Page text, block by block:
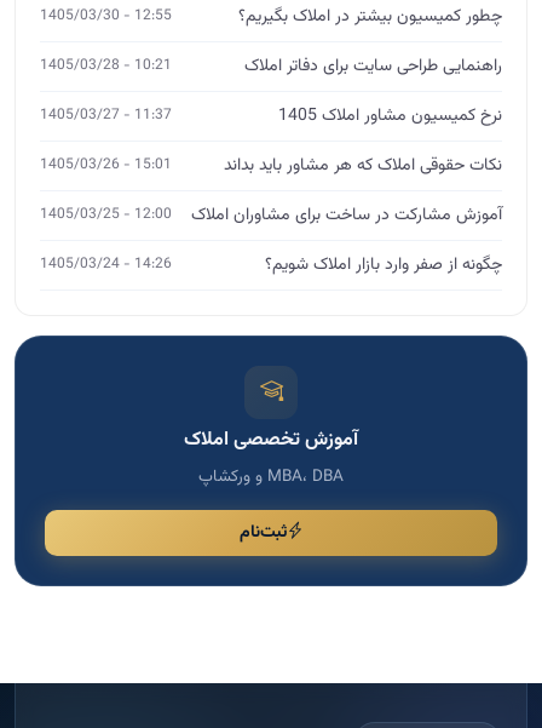
چطور کمیسیون بیشتر در املاک بگیریم؟ 12:55 - 1405/03/30
راهنمایی طراحی سایت برای دفاتر املاک 10:21 - 1405/03/28
نرخ کمیسیون مشاور املاک 1405 11:37 - 1405/03/27
نکات حقوقی املاک که هر مشاور باید بداند 15:01 - 1405/03/26
آموزش مشارکت در ساخت برای مشاوران املاک 12:00 - 1405/03/25
چگونه از صفر وارد بازار املاک شویم؟ 14:26 - 1405/03/24
آموزش تخصصی املاک
MBA، DBA و ورکشاپ
ثبت‌نام